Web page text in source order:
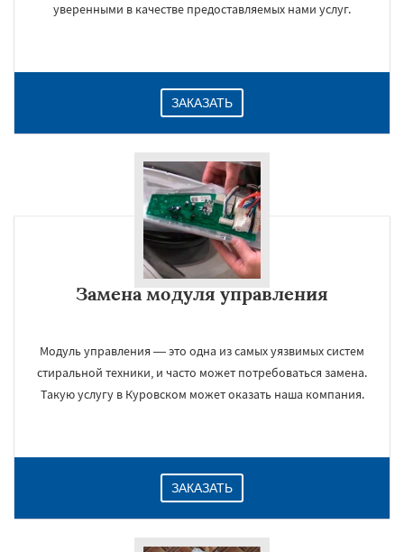
уверенными в качестве предоставляемых нами услуг.
ЗАКАЗАТЬ
Замена модуля управления
Модуль управления — это одна из самых уязвимых систем
стиральной техники, и часто может потребоваться замена.
Такую услугу в Куровском может оказать наша компания.
ЗАКАЗАТЬ